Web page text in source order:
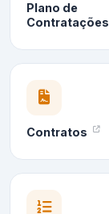
Plano de
Contratações
Contratos